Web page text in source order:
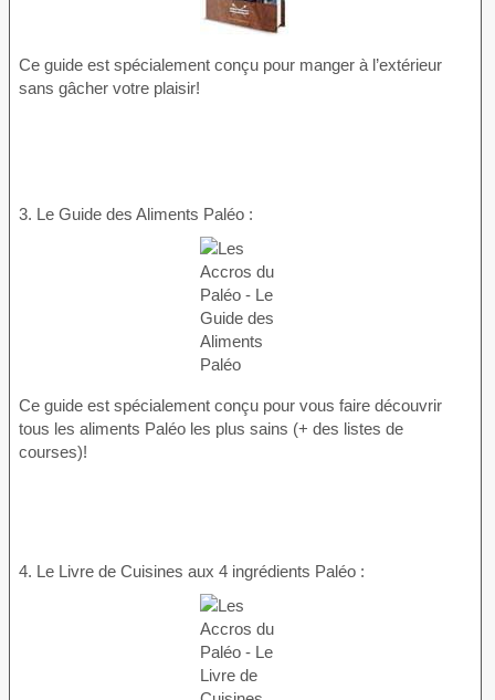
Ce guide est spécialement conçu pour manger à l’extérieur
sans gâcher votre plaisir!
3. Le Guide des Aliments Paléo :
Ce guide est spécialement conçu pour vous faire découvrir
tous les aliments Paléo les plus sains (+ des listes de
courses)!
4. Le Livre de Cuisines aux 4 ingrédients Paléo :